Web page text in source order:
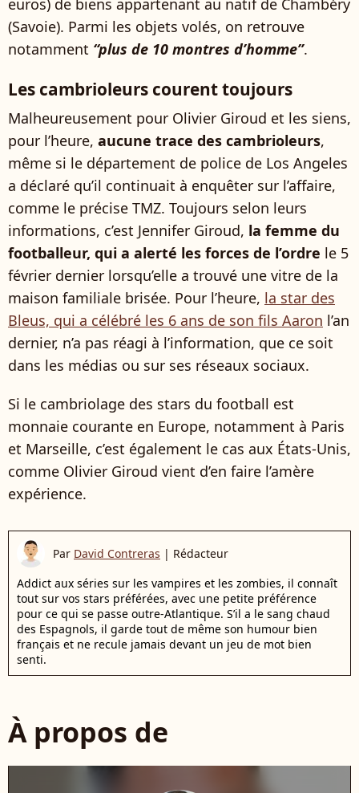
euros) de biens appartenant au natif de Chambéry
(Savoie). Parmi les objets volés, on retrouve
notamment “plus de 10 montres d’homme”.
Les cambrioleurs courent toujours
Malheureusement pour Olivier Giroud et les siens,
pour l’heure, aucune trace des cambrioleurs,
même si le département de police de Los Angeles
a déclaré qu’il continuait à enquêter sur l’affaire,
comme le précise TMZ. Toujours selon leurs
informations, c’est Jennifer Giroud, la femme du
footballeur, qui a alerté les forces de l’ordre le 5
février dernier lorsqu’elle a trouvé une vitre de la
maison familiale brisée. Pour l’heure, la star des
Bleus, qui a célébré les 6 ans de son fils Aaron l’an
dernier, n’a pas réagi à l’information, que ce soit
dans les médias ou sur ses réseaux sociaux.
Si le cambriolage des stars du football est
monnaie courante en Europe, notamment à Paris
et Marseille, c’est également le cas aux États-Unis,
comme Olivier Giroud vient d’en faire l’amère
expérience.
Par David Contreras | Rédacteur
Addict aux séries sur les vampires et les zombies, il connaît
tout sur vos stars préférées, avec une petite préférence
pour ce qui se passe outre-Atlantique. S’il a le sang chaud
des Espagnols, il garde tout de même son humour bien
français et ne recule jamais devant un jeu de mot bien
senti.
À propos de